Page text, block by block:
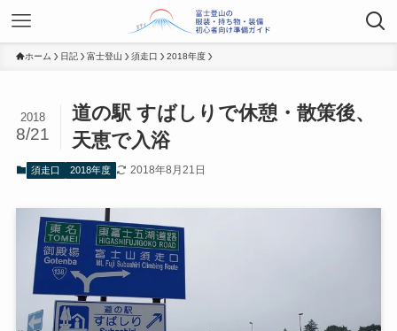
ホーム 日記 富士登山 須走口 2018年度
道の駅 すばしりで休憩・散策後、
天恵で入浴
2018
8/21
須走口 2018年度 2018年8月21日